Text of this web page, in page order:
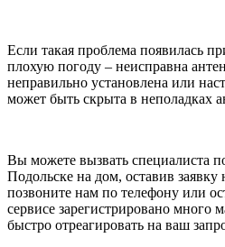
Если такая проблема появилась
плохую погоду – неисправна
неправильно установлена или
может быть скрыта в неполадках
Вы можете вызвать специалиста
Подольске на дом, оставив
позвоните нам по телефону или
сервисе зарегистрировано
быстро отреагировать на ваш